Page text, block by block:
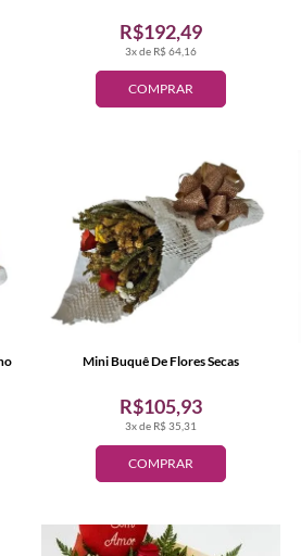
COMPRAR
3x de R$ 64,16
R$192,49
COMPRAR
3x de R$ 35,31
R$105,93
Mini Buquê De Flores Secas